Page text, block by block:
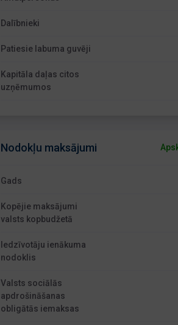
Dalībnieki
Patiesie labuma guvēji
Kapitāla daļas citos
uzņēmumos
Nodokļu maksājumi
Gads
Kopējie maksājumi
valsts kopbudžetā
Iedzīvotāju ienākuma
nodoklis
Valsts sociālās
apdrošināšanas
obligātās iemaksas